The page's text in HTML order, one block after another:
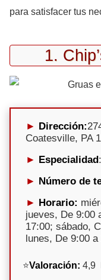
para satisfacer tus
1.
Dirección:
Coatesville, PA
Especialidad
Número de
Horario:
jueves, De 9:00
17:00; sábado,
lunes, De 9:00
⭐Valoración: 4,9